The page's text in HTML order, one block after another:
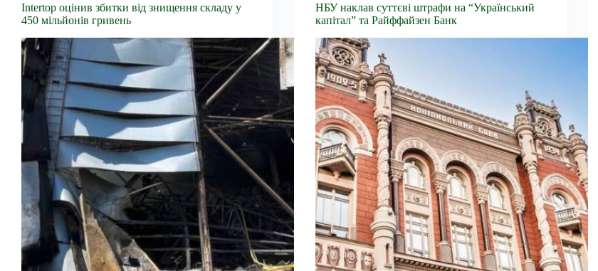
Intertop оцінив збитки від знищення складу у
450 мільйонів гривень
НБУ наклав суттєві штрафи на “Український
капітал” та Райффайзен Банк